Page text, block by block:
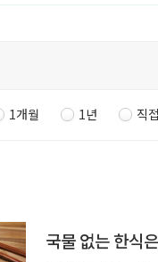
1개월 1년 직
국물 없는 한식